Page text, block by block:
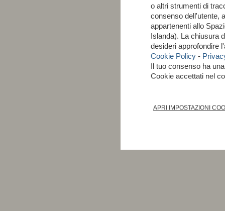
o altri strumenti di
consenso dell'utente,
appartenenti allo
Islanda). La chiusura
desideri approfondire
Cookie Policy -
Il tuo consenso ha
Cookie accettati nel
APRI IMPOSTAZIONI